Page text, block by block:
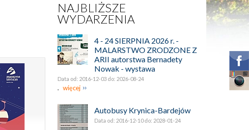
NAJBLIŻSZE
WYDARZENIA
4 - 24 SIERPNIA 2026 r. -
MALARSTWO ZRODZONE Z
ARII autorstwa Bernadety
Nowak - wystawa
Data od: 2016-12-03 do: 2026-08-24
. więcej
Autobusy Krynica-Bardejów
Data od: 2016-12-10 do: 2028-01-24